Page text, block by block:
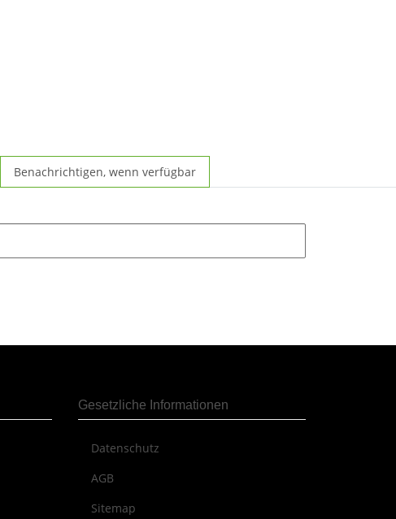
Benachrichtigen, wenn verfügbar
Gesetzliche Informationen
Datenschutz
AGB
Sitemap